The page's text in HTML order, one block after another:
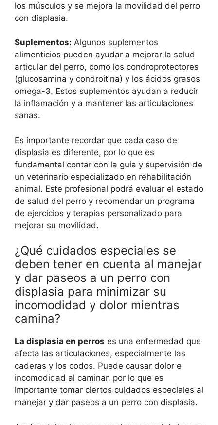
los músculos y se mejora la movilidad del perro
con displasia.
Suplementos: Algunos suplementos
alimenticios pueden ayudar a mejorar la salud
articular del perro, como los condroprotectores
(glucosamina y condroitina) y los ácidos grasos
omega-3. Estos suplementos ayudan a reducir
la inflamación y a mantener las articulaciones
sanas.
Es importante recordar que cada caso de
displasia es diferente, por lo que es
fundamental contar con la guía y supervisión de
un veterinario especializado en rehabilitación
animal. Este profesional podrá evaluar el estado
de salud del perro y recomendar un programa
de ejercicios y terapias personalizado para
mejorar su movilidad.
¿Qué cuidados especiales se
deben tener en cuenta al manejar
y dar paseos a un perro con
displasia para minimizar su
incomodidad y dolor mientras
camina?
La displasia en perros es una enfermedad que
afecta las articulaciones, especialmente las
caderas y los codos. Puede causar dolor e
incomodidad al caminar, por lo que es
importante tomar ciertos cuidados especiales al
manejar y dar paseos a un perro con displasia.